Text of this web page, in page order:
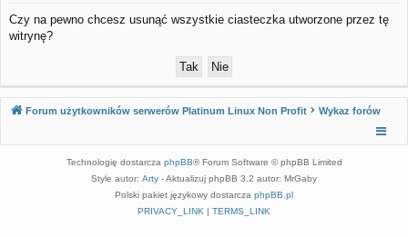
uj
Czy na pewno chcesz usunąć wszystkie ciasteczka utworzone przez tę
witrynę?
Forum użytkowników serwerów Platinum Linux Non Profit Wykaz forów
Technologię dostarcza phpBB® Forum Software © phpBB Limited
Style autor: Arty - Aktualizuj phpBB 3.2 autor: MrGaby
Polski pakiet językowy dostarcza phpBB.pl
PRIVACY_LINK | TERMS_LINK